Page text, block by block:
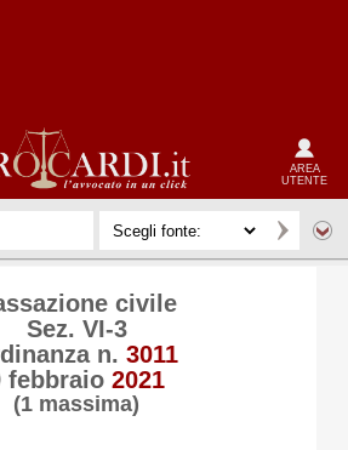
AREA
UTENTE
civile
Sez. VI-3
n. 3011
febbraio 2021
(1 massima)